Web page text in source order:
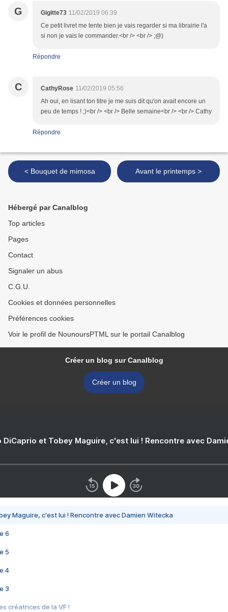
G Gigitte73 11/02/2019 06:39
Ce petit livret me tente bien je vais regarder si ma librairie l'a
si non je vais le commander.<br /> <br /> ;@)
Répondre
C CathyRose 11/02/2019 05:56
Ah oui, en lisant ton titre je me suis dit qu'on avait encore un
peu de temps ! ;)<br /> <br /> Belle semaine<br /> <br /> Cathy
Répondre
< Bouquet de mimosa Avant le printemps >
Hébergé par Canalblog
Top articles
Pages
Contact
Signaler un abus
C.G.U.
Cookies et données personnelles
Préférences cookies
Voir le profil de NounoursPTML sur le portail Canalblog
Créer un blog sur Canalblog
Créer un blog
DiCaprio et Tobey Maguire, c'est lui ! Rencontre avec
Maguire, c'est lui ! Rencontre avec Damien Witecka
6
5
4
3
créatrices de la VF !